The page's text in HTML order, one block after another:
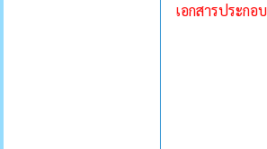
เอกสารประกอบ